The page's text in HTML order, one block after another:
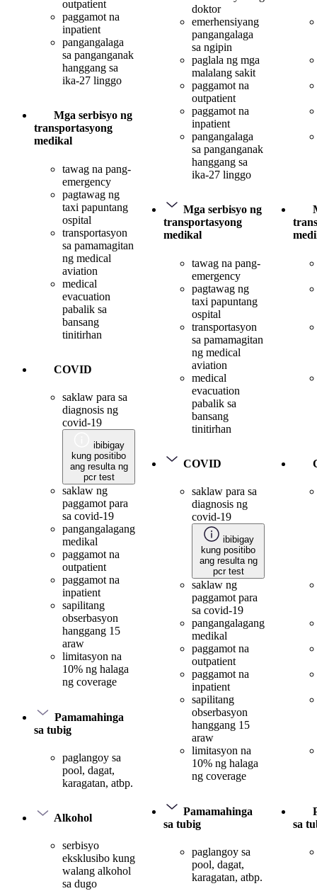
outpatient
paggamot na
inpatient
pangangalaga
sa panganganak
hanggang sa
ika-27 linggo
Mga serbisyo ng
transportasyong
medikal
tawag na pang-
emergency
pagtawag ng
taxi papuntang
ospital
transportasyon
sa pamamagitan
ng medical
aviation
medical
evacuation
pabalik sa
bansang
tinitirhan
COVID
saklaw para sa
diagnosis ng
covid-19
ibibigay
kung positibo
ang resulta ng
pcr test
saklaw ng
paggamot para
sa covid-19
pangangalagang
medikal
paggamot na
outpatient
paggamot na
inpatient
sapilitang
obserbasyon
hanggang 15
araw
limitasyon na
10% ng halaga
ng coverage
Pamamahinga
sa tubig
paglangoy sa
pool, dagat,
karagatan, atbp.
Alkohol
serbisyo
eksklusibo kung
walang alkohol
sa dugo
doktor
emerhensiyang
pangangalaga
sa ngipin
paglala ng mga
malalang sakit
paggamot na
outpatient
paggamot na
inpatient
pangangalaga
sa panganganak
hanggang sa
ika-27 linggo
Mga serbisyo ng
transportasyong
medikal
tawag na pang-
emergency
pagtawag ng
taxi papuntang
ospital
transportasyon
sa pamamagitan
ng medical
aviation
medical
evacuation
pabalik sa
bansang
tinitirhan
COVID
saklaw para sa
diagnosis ng
covid-19
ibibigay
kung positibo
ang resulta ng
pcr test
saklaw ng
paggamot para
sa covid-19
pangangalagang
medikal
paggamot na
outpatient
paggamot na
inpatient
sapilitang
obserbasyon
hanggang 15
araw
limitasyon na
10% ng halaga
ng coverage
Pamamahinga
sa tubig
paglangoy sa
pool, dagat,
karagatan, atbp.
sa